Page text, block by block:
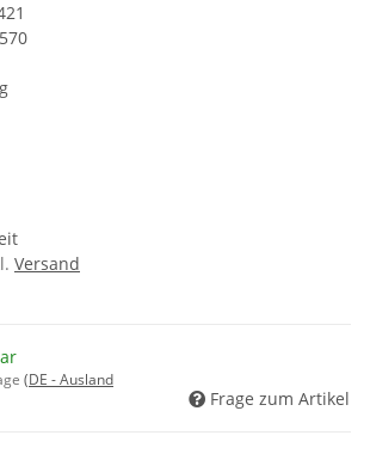
Versand
(DE - Ausland
Frage zum Artikel